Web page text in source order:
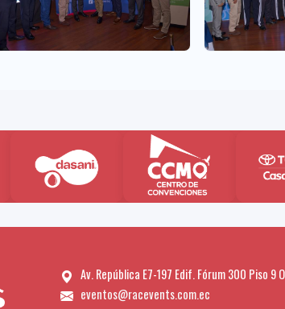
Av. República E7-197 Edif. Fórum 300 Piso 9
eventos@racevents.com.ec